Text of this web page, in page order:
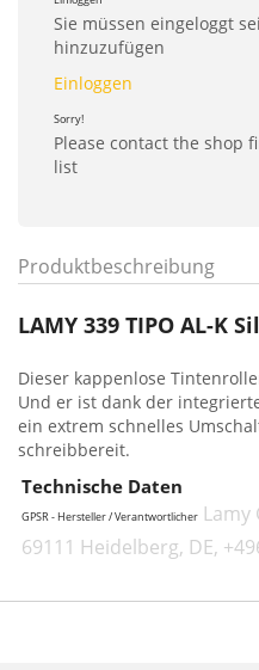
Sie müssen eingeloggt
hinzuzufügen
Einloggen
Sorry!
Please contact the shop
list
Produktbeschreibung
LAMY 339 TIPO AL-K
Dieser kappenlose
Und er ist dank der
ein extrem schnelles
schreibbereit.
Technische Daten
GPSR - Hersteller / Verantwortlicher Lamy
69111 Heidelberg, DE,